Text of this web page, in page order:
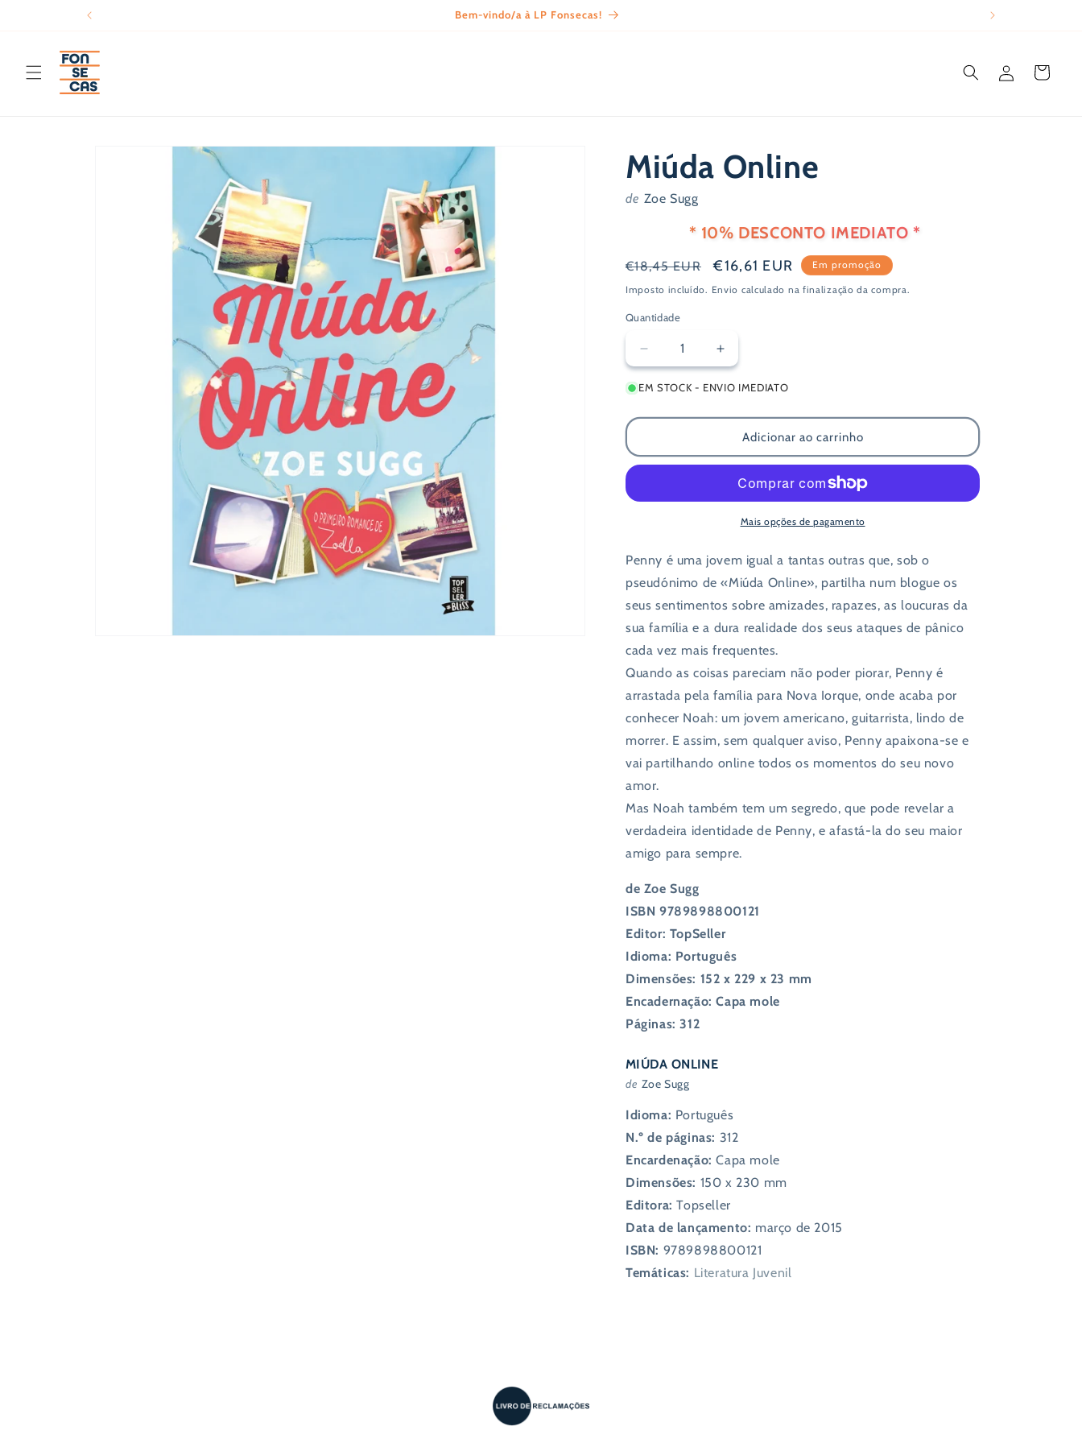
Portes grátis em compras a partir dos 60€
sessão
Carrinho
Miúda Online
de Zoe Sugg
* 10% DESCONTO IMEDIATO *
Preço
normal
€18,45 EUR
Preço
de
€16,61 EUR Em promoção
Imposto incluído. Envio calculado na finalização da compra.
Quantidade
Diminuir
a
quantidade
Miúda
Aumentar
a
quantidade
Miúda
Online
EM STOCK - ENVIO IMEDIATO
Adicionar ao carrinho
Mais opções de pagamento
Penny é uma jovem igual a tantas outras que, sob o
pseudónimo de «Miúda Online», partilha num blogue os
seus sentimentos sobre amizades, rapazes, as loucuras da
sua família e a dura realidade dos seus ataques de pânico
cada vez mais frequentes.
Quando as coisas pareciam não poder piorar, Penny é
arrastada pela família para Nova Iorque, onde acaba por
conhecer Noah: um jovem americano, guitarrista, lindo de
morrer. E assim, sem qualquer aviso, Penny apaixona-se e
vai partilhando online todos os momentos do seu novo
amor.
Mas Noah também tem um segredo, que pode revelar a
verdadeira identidade de Penny, e afastá-la do seu maior
amigo para sempre.
de Zoe Sugg
ISBN 9789898800121
Editor: TopSeller
Idioma: Português
Dimensões: 152 x 229 x 23 mm
Encadernação: Capa mole
Páginas: 312
MIÚDA ONLINE
de Zoe Sugg
Idioma: Português
N.º de páginas: 312
Encardenação:Capa mole
Dimensões: 150 x 230 mm
Editora:Topseller
Data de lançamento: março de 2015
ISBN: 9789898800121
Temáticas: Literatura Juvenil